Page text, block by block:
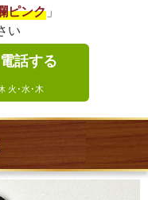
ピンク 」
い
話する